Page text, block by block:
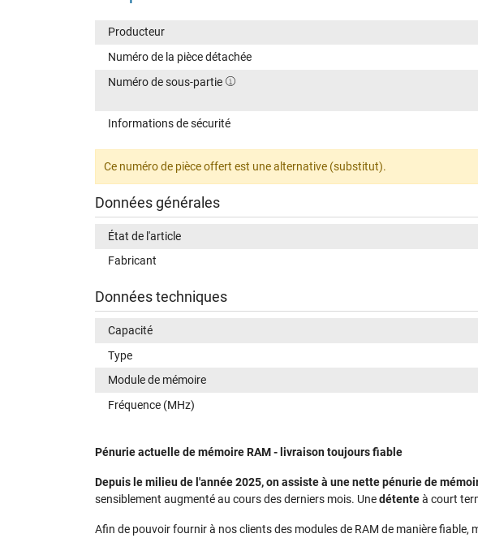
Producteur
Numéro de la pièce détachée
Numéro de sous-partie
Informations de sécurité
Ce numéro de pièce offert est une alternative (substitut).
Données générales
État de l'article
Fabricant
Données techniques
Capacité
Type
Module de mémoire
Fréquence (MHz)
Pénurie actuelle de mémoire RAM - livraison toujours fiable
Depuis le milieu de l'année 2025, on assiste à une nette pénurie de
sensiblement augmenté au cours des derniers mois. Unedétenteà court
Afin de pouvoir fournir à nos clients des modules de RAM de manière